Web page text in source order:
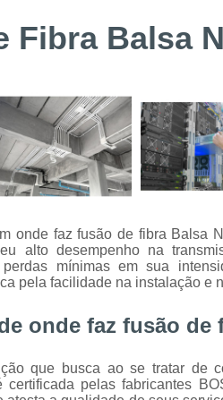
Instalação
Alarme
Fibra Balsa
onde faz fusão de fibra Balsa
alto desempenho na
mínimas em sua
pela facilidade na instalação e
onde faz fusão de
que busca ao se tratar de
pelas fabricantes